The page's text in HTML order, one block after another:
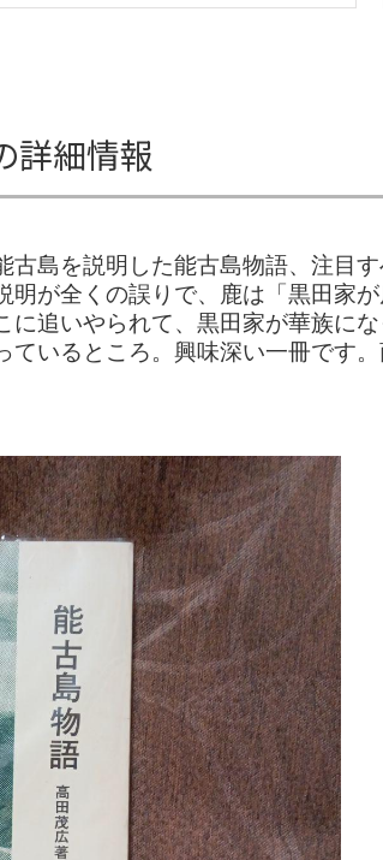
詳細情報
古島を説明した能古島物語、注目
明が全くの誤りで、鹿は「黒田家
に追いやられて、黒田家が華族に
ているところ。興味深い一冊です